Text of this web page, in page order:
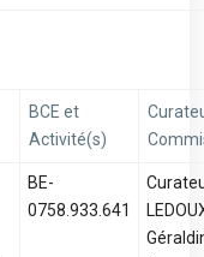
BCE et
Activité(s)
BE-
0758.933.641